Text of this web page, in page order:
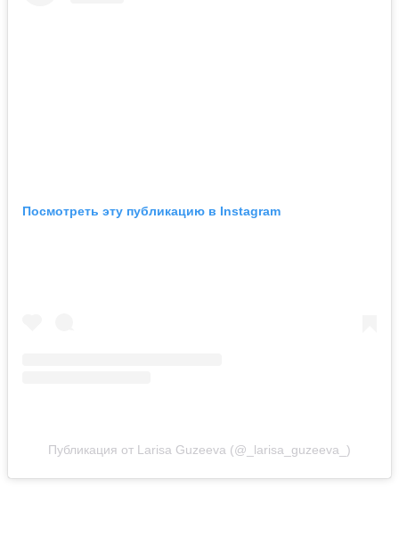
Посмотреть эту публикацию в Instagram
Публикация от Larisa Guzeeva (@_larisa_guzeeva_)